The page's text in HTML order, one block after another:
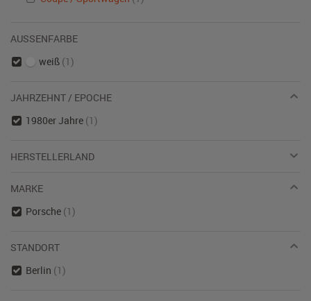
AUSSENFARBE
weiß (1)
JAHRZEHNT / EPOCHE
1980er Jahre (1)
HERSTELLERLAND
MARKE
Porsche (1)
STANDORT
Berlin (1)